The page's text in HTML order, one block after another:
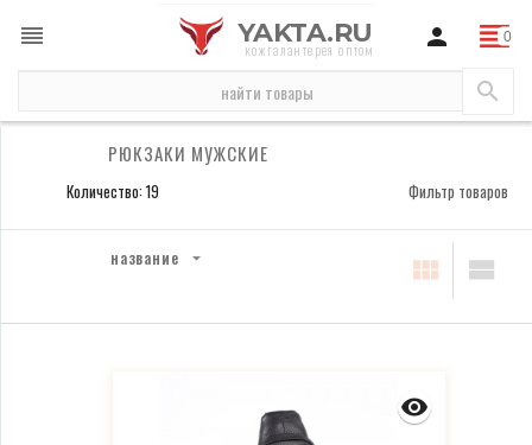
YAKTA.RU
кожгалантерея оптом
рюкзаки мужские
РЮКЗАКИ МУЖСКИЕ
Количество: 19 Фильтр товаров
название